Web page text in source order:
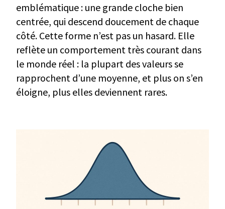
emblématique : une grande cloche bien
centrée, qui descend doucement de chaque
côté. Cette forme n’est pas un hasard. Elle
reflète un comportement très courant dans
le monde réel : la plupart des valeurs se
rapprochent d’une moyenne, et plus on s’en
éloigne, plus elles deviennent rares.